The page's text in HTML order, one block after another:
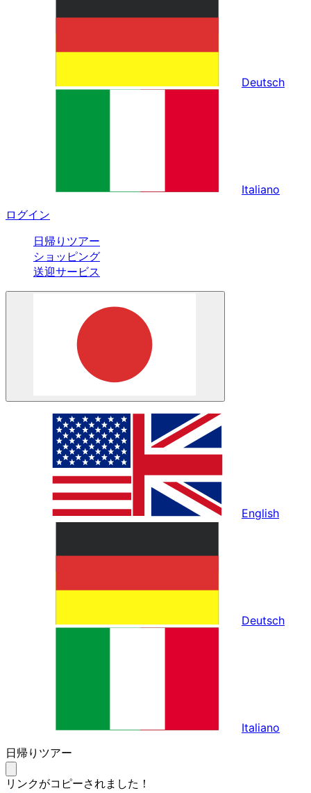
Deutsch
Italiano
ログイン
日帰りツアー
ショッピング
送迎サービス
English
Deutsch
Italiano
日帰りツアー
リンクがコピーされました！